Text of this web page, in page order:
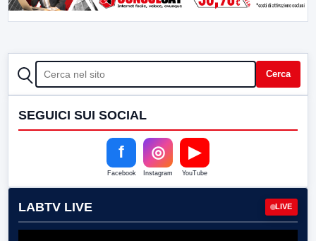
CERCA Cerca
SEGUICI SUI SOCIAL
f
Facebook
◎
Instagram
▶
YouTube
LABTV LIVE LIVE